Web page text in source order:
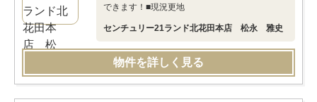
できます！■現況更地
センチュリー21ランド北花田本店 松永 雅史
物件を詳しく見る